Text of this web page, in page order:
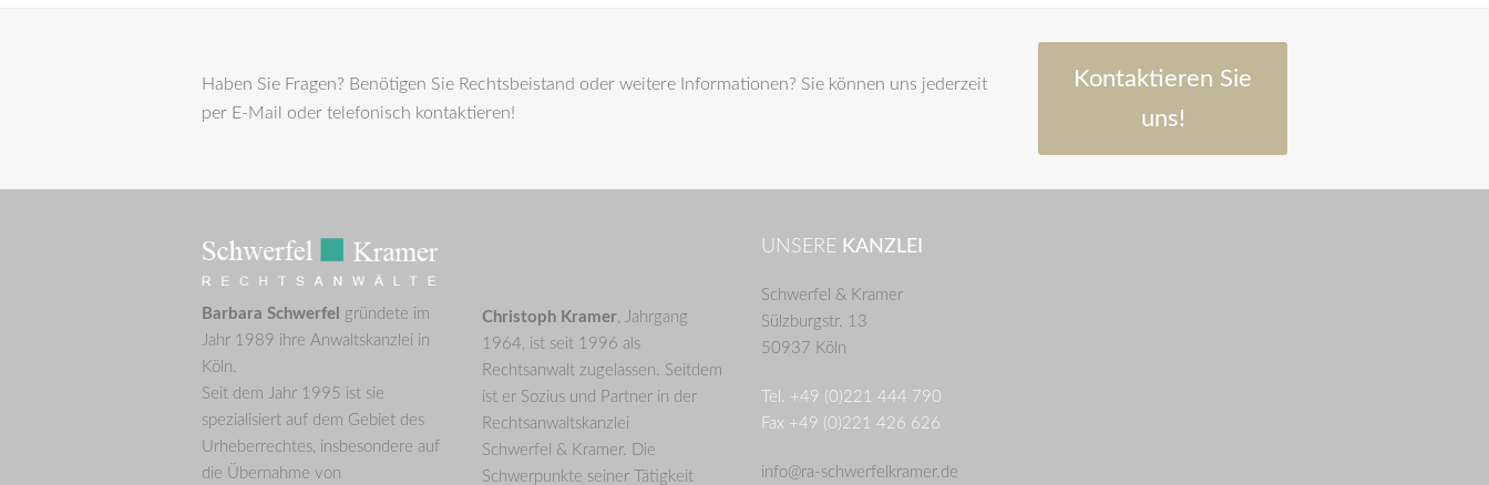
Haben Sie Fragen? Benötigen Sie Rechtsbeistand oder weitere Informationen? Sie können uns jederzeit
per E-Mail oder telefonisch kontaktieren!
Kontaktieren Sie
uns!
Barbara Schwerfel gründete im
Jahr 1989 ihre Anwaltskanzlei in
Köln.
Seit dem Jahr 1995 ist sie
spezialisiert auf dem Gebiet des
Urheberrechtes, insbesondere auf
die Übernahme von
Christoph Kramer, Jahrgang
1964, ist seit 1996 als
Rechtsanwalt zugelassen. Seitdem
ist er Sozius und Partner in der
Rechtsanwaltskanzlei
Schwerfel & Kramer. Die
Schwerpunkte seiner Tätigkeit
UNSERE KANZLEI
Schwerfel & Kramer
Sülzburgstr. 13
50937 Köln
Tel. +49 (0)221 444 790
Fax +49 (0)221 426 626
info@ra-schwerfelkramer.de